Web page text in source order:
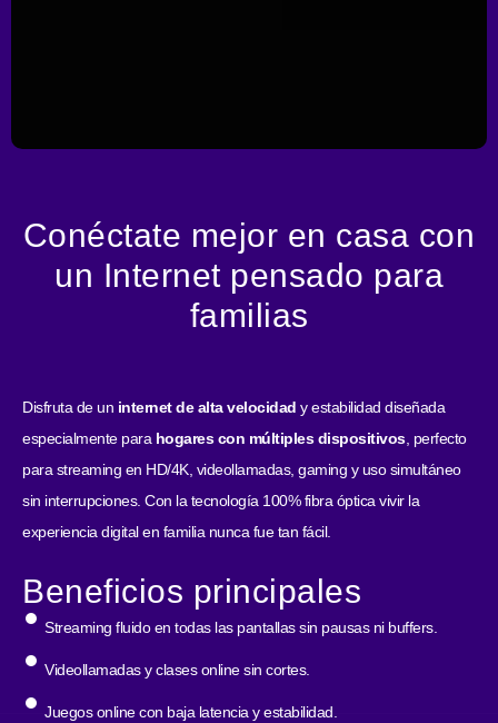
Conéctate mejor en casa con
un Internet pensado para
familias
Disfruta de un internet de alta velocidad y estabilidad diseñada
especialmente para hogares con múltiples dispositivos, perfecto
para streaming en HD/4K, videollamadas, gaming y uso simultáneo
sin interrupciones. Con la tecnología 100% fibra óptica vivir la
experiencia digital en familia nunca fue tan fácil.
Beneficios principales
Streaming fluido en todas las pantallas sin pausas ni buffers.
Videollamadas y clases online sin cortes.
Juegos online con baja latencia y estabilidad.